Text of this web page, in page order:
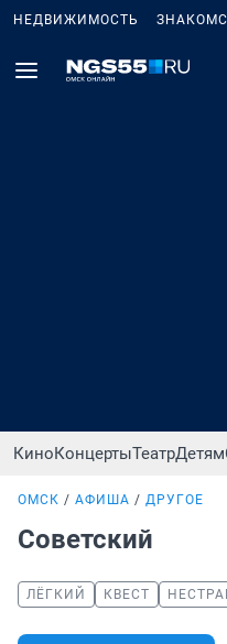
НЕДВИЖИМОСТЬ
КиноКонцертыТеатрДетям
ОМСК АФИША ДРУГОЕ
Советский
ЛЁГКИЙ КВЕСТ